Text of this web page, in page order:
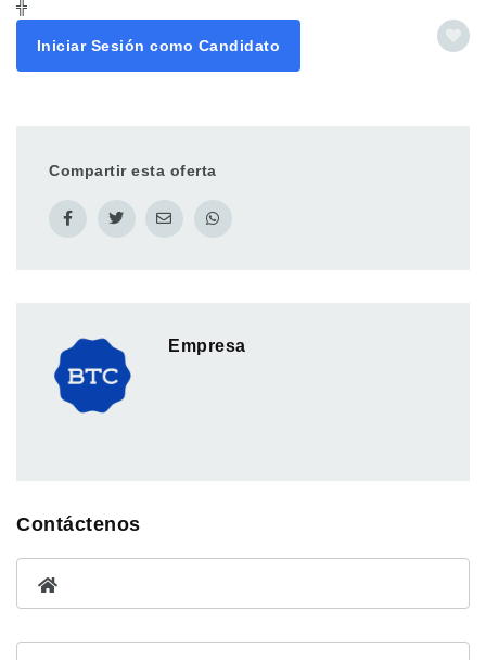
╬
Iniciar Sesión como Candidato
Compartir esta oferta
Empresa
Contáctenos